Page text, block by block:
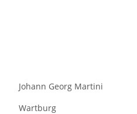
Johann Georg Martini
Wartburg